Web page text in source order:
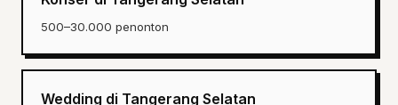
500–30.000 penonton
Wedding di Tangerang Selatan